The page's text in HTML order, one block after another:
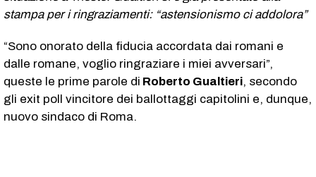
stampa per i ringraziamenti: “astensionismo ci addolora”
“Sono onorato della fiducia accordata dai romani e
dalle romane, voglio ringraziare i miei avversari”,
queste le prime parole di Roberto Gualtieri, secondo
gli exit poll vincitore dei ballottaggi capitolini e, dunque,
nuovo sindaco di Roma.